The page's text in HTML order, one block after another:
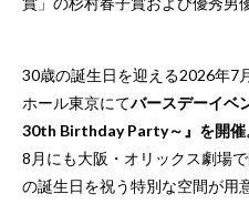
30歳の誕生日を迎える2026年7
ホール東京にてバースデーイベ
30th Birthday Party～』を開催
8月にも大阪・オリックス劇場
の誕生日を祝う特別な空間が用